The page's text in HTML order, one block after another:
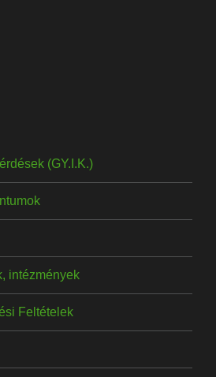
(GY.I.K.)
intézmények
Feltételek